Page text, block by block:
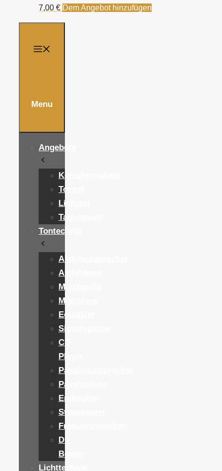
7,00 € Dem Angebot hinzufügen
Menu
Angebote
Komplettpakete
Tonset
Lichtset
Tagungsset
Tontechnik
Aktivlautsprecher
Aktivbässe
Mischpulte
Mikrofone
Equalizer
Signalsplitter
CD
Player
Passivlautsprecher
Passivbässe
Endstufen
Stageboxen
Frequenzweichen
DI-
Boxen
Lichttechnik